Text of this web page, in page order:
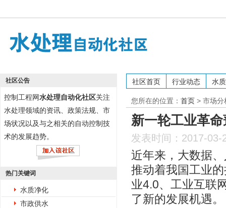
社区公告
控制工程网水处理自动化社区关注
水处理领域的资讯、政策法规、市
场状况以及与之相关的自动控制技
术的发展趋势。
热门关键词
水质净化
市政供水
社区首页 行业动态 水
您所在的位置： 首页 > 市场分
新一轮工业革
发表时间：2017-03-
近年来，大数据
推动着我国工业
业4.0、工业互联
了新的发展机遇。